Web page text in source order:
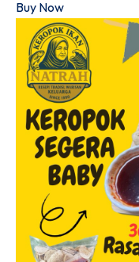
Buy Now